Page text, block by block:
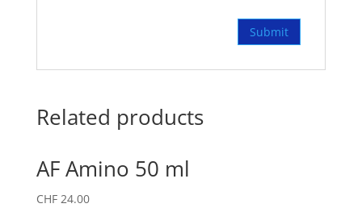
Related products
AF Amino 50 ml
CHF24.00